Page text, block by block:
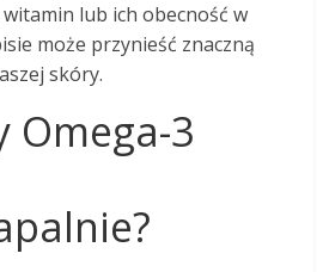
lub ich obecność w
może przynieść znaczną
skóry.
Omega-3